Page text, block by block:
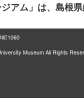
ジアム」は、島根
町1060
Museum All Rights